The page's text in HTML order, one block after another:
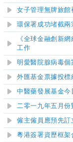
女子管理無牌旅館
環保署成功堵截兩
《全球金融創新
工作
明愛醫院腺病毒個
外匯基金票據投標
中醫藥發展基金今
二零一九年五月
僱主僱員應預先
粵港簽署資歷框架